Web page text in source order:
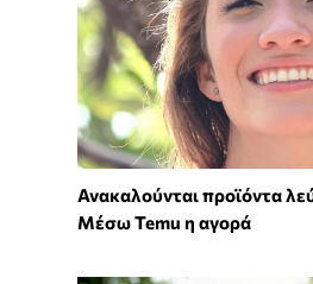
Ανακαλούνται προϊόντα
Μέσω Temu η αγορά